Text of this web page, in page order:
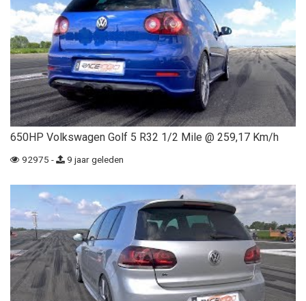
650HP Volkswagen Golf 5 R32 1/2 Mile @ 259,17 Km/h
92975 - 9 jaar geleden